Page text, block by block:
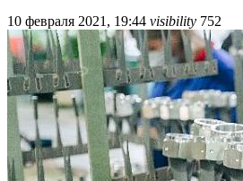
10 февраля 2021, 19:44 visibility 752